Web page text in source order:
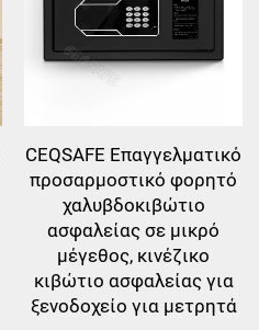
CEQSAFE Επαγγελματικό
προσαρμοστικό φορητό
χαλυβδοκιβώτιο
ασφαλείας σε μικρό
μέγεθος, κινέζικο
κιβώτιο ασφαλείας για
ξενοδοχείο για μετρητά